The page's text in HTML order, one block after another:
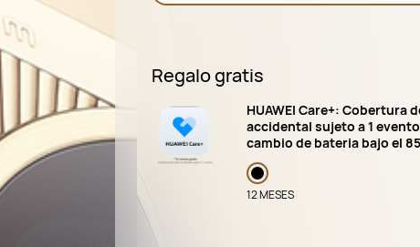
Regalo gratis
HUAWEI Care+: Cobertura
accidental sujeto a 1
cambio de bateria bajo el
12 MESES